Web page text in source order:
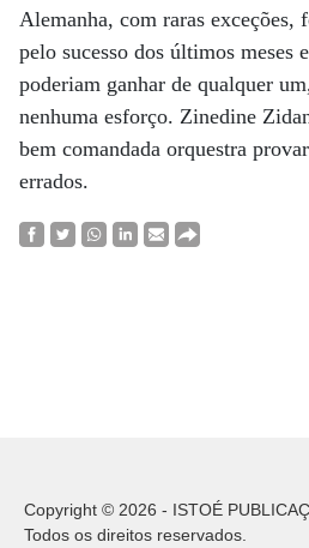
Alemanha, com raras exceções,
pelo sucesso dos últimos meses
poderiam ganhar de qualquer
nenhuma esforço. Zinedine
bem comandada orquestra
errados.
Copyright © 2026 - ISTOÉ
Todos os direitos reservados.